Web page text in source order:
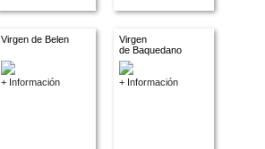
Virgen de Belen
+ Información
Virgen
de Baquedano
+ Información